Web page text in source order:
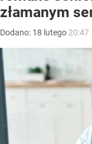
złamanym
Dodano: 18 lutego 20:47